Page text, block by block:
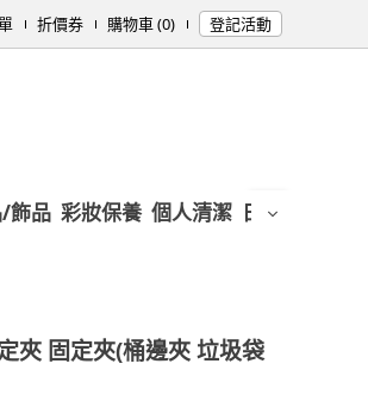
折價券 購物車 (0) 登記活動
飾品 彩妝保養 個人清潔 日用/紙品
夾 固定夾(桶邊夾 垃圾袋